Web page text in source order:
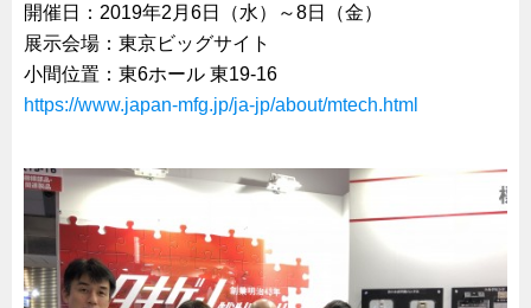
SDGs配慮・脱炭素
省力化製品
配電盤・分電盤・キュービクル
ロボット・自動化装置関連
二次電池関連
EV・PHEV充電器関連
再生可能エネルギー
開催日：2019年2月6日（水）～8日（金）
展示会場：東京ビッグサイト
小間位置：東6ホール 東19-16
https://www.japan-mfg.jp/ja-jp/about/mtech.html